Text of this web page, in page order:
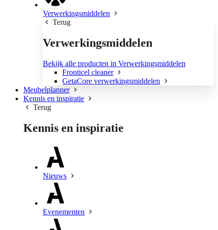
Verwerkingsmiddelen
Terug
Verwerkingsmiddelen
Bekijk alle producten in Verwerkingsmiddelen
Fronticel cleaner
GetaCore verwerkingsmiddelen
Meubelplanner
Kennis en inspiratie
Terug
Kennis en inspiratie
Nieuws
Evenementen